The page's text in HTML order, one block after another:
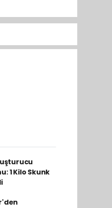
1 Kilo Skunk